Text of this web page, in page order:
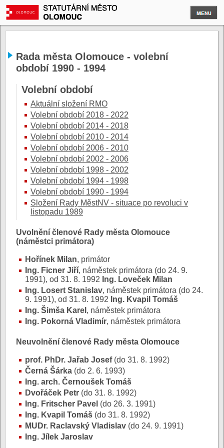
Rada města Olomouce - volební
období 1990 - 1994
Volební období
Aktuální složení RMO
Volební období 2018 - 2022
Volební období 2014 - 2018
Volební období 2010 - 2014
Volební období 2006 - 2010
Volební období 2002 - 2006
Volební období 1998 - 2002
Volební období 1994 - 1998
Volební období 1990 - 1994
Složení Rady MěstNV - situace po revoluci v
listopadu 1989
Uvolnění členové Rady města Olomouce
(náměstci primátora)
Hořínek Milan, primátor
Ing. Ficner Jiří, náměstek primátora (do 24. 9.
1991), od 31. 8. 1992 Ing. Loveček Milan
Ing. Losert Stanislav, náměstek primátora (do 24.
9. 1991), od 31. 8. 1992 Ing. Kvapil Tomáš
Ing. Šimša Karel , náměstek primátora
Ing. Pokorná Vladimír, náměstek primátora
Neuvolnění členové Rady města Olomouce
prof. PhDr. Jařab Josef(do 31. 8. 1992)
Černá Šárka (do 2. 6. 1993)
Ing. arch. Černoušek Tomáš
Dvořáček Petr (do 31. 8. 1992)
Ing. Fritscher Pavel (do 26. 3. 1991)
Ing. Kvapil Tomáš (do 31. 8. 1992)
MUDr. Raclavský Vladislav (do 24. 9. 1991)
Ing. Jílek Jaroslav